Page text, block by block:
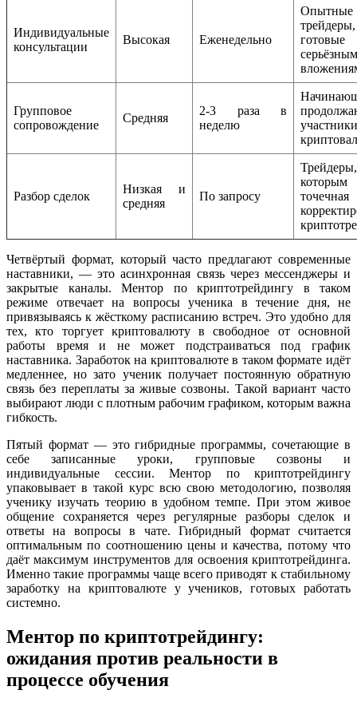
Индивидуальные
консультации
Высокая Еженедельно
Опытные
трейдеры,
серьёзным
Групповое
сопровождение
Средняя
2-3 раза в
неделю
Разбор сделок
Низкая и
средняя
По запросу
Трейдеры,
которым
точечная
Четвёртый формат, который часто предлагают современные
наставники, — это асинхронная связь через мессенджеры и
закрытые каналы. Ментор по криптотрейдингу в таком
режиме отвечает на вопросы ученика в течение дня, не
привязываясь к жёсткому расписанию встреч. Это удобно для
тех, кто торгует криптовалюту в свободное от основной
работы время и не может подстраиваться под график
наставника. Заработок на криптовалюте в таком формате идёт
медленнее, но зато ученик получает постоянную обратную
связь без переплаты за живые созвоны. Такой вариант часто
выбирают люди с плотным рабочим графиком, которым важна
гибкость.
Пятый формат — это гибридные программы, сочетающие в
себе записанные уроки, групповые созвоны и
индивидуальные сессии. Ментор по криптотрейдингу
упаковывает в такой курс всю свою методологию, позволяя
ученику изучать теорию в удобном темпе. При этом живое
общение сохраняется через регулярные разборы сделок и
ответы на вопросы в чате. Гибридный формат считается
оптимальным по соотношению цены и качества, потому что
даёт максимум инструментов для освоения криптотрейдинга.
Именно такие программы чаще всего приводят к стабильному
заработку на криптовалюте у учеников, готовых работать
системно.
Ментор по криптотрейдингу:
ожидания против реальности в
процессе обучения